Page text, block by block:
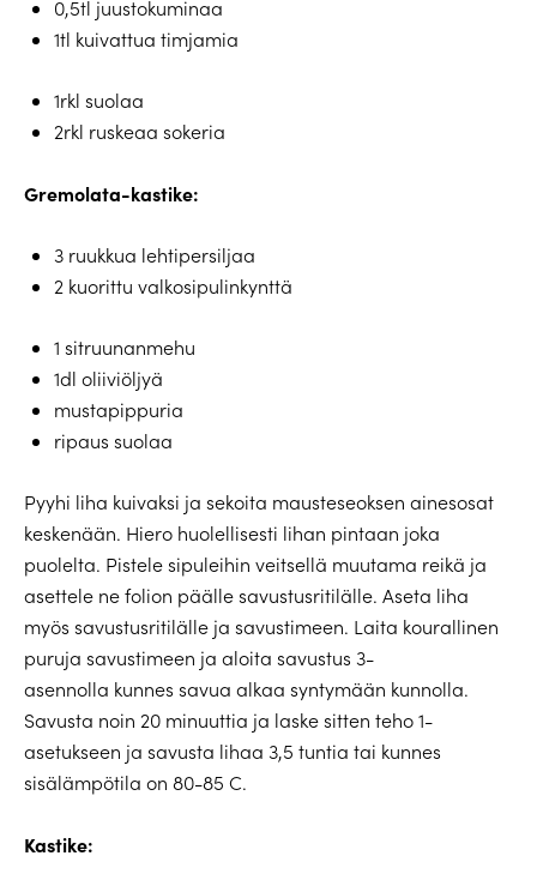
0,5tl juustokuminaa
1tl kuivattua timjamia
1rkl suolaa
2rkl ruskeaa sokeria
Gremolata-kastike:
3 ruukkua lehtipersiljaa
2 kuorittu valkosipulinkynttä
1 sitruunanmehu
1dl oliiviöljyä
mustapippuria
ripaus suolaa
Pyyhi liha kuivaksi ja sekoita mausteseoksen ainesosat
keskenään. Hiero huolellisesti lihan pintaan joka
puolelta. Pistele sipuleihin veitsellä muutama reikä ja
asettele ne folion päälle savustusritilälle. Aseta liha
myös savustusritilälle ja savustimeen. Laita kourallinen
puruja savustimeen ja aloita savustus 3-
asennolla kunnes savua alkaa syntymään kunnolla.
Savusta noin 20 minuuttia ja laske sitten teho 1-
asetukseen ja savusta lihaa 3,5 tuntia tai kunnes
sisälämpötila on 80-85 C.
Kastike: